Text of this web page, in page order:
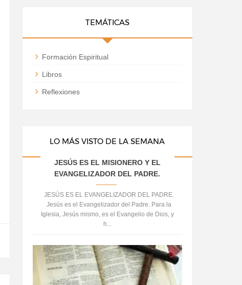
TEMÁTICAS
Formación Espiritual
Libros
Reflexiones
LO MÁS VISTO DE LA SEMANA
JESÚS ES EL MISIONERO Y EL
EVANGELIZADOR DEL PADRE.
JESÚS ES EL EVANGELIZADOR DEL PADRE.
Jesús es el Evangelizador del Padre. Para la
Iglesia, Jesús mismo, es el Evangelio de Dios, y
h...